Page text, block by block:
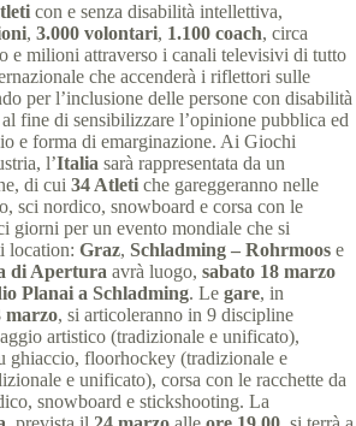
con e senza disabilità intellettiva,
, 3.000 volontari, 1.100 coach, circa
e milioni attraverso i canali televisivi di tutto
che accenderà i riflettori sulle
per l’inclusione delle persone con disabilità
fine di sensibilizzare l’opinione pubblica ed
e forma di emarginazione. Ai Giochi
l’Italia sarà rappresentata da un
di cui 34 Atleti che gareggeranno nelle
sci nordico, snowboard e corsa con le
giorni per un evento mondiale che si
location: Graz, Schladming – Rohrmoos e
di Apertura avrà luogo, sabato 18 marzo
Planai a Schladming. Le gare, in
marzo, si articoleranno in 9 discipline
artistico (tradizionale e unificato),
ghiaccio, floorhockey (tradizionale e
e unificato), corsa con le racchette da
snowboard e stickshooting. La